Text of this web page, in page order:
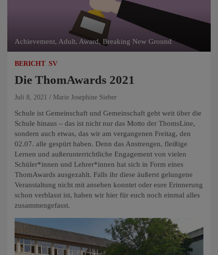
Achievement, Adult, Award, Breaking New Ground
BERICHT SV
Die ThomAwards 2021
Juli 8, 2021 Marie Josephine Sieber
Schule ist Gemeinschaft und Gemeinschaft geht weit über die
Schule hinaus – das ist nicht nur das Motto der ThomsLine,
sondern auch etwas, das wir am vergangenen Freitag, den
02.07. alle gespürt haben. Denn das Anstrengen, fleißige
Lernen und außerunterrichtliche Engagement von vielen
Schüler*innen und Lehrer*innen hat sich in Form eines
ThomAwards ausgezahlt. Falls ihr diese äußerst gelungene
Veranstaltung nicht mit ansehen konntet oder eure Erinnerung
schon verblasst ist, haben wir hier für euch noch einmal alles
zusammengefasst.